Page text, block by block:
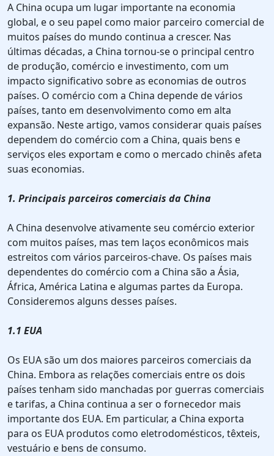
A China ocupa um lugar importante na economia
global, e o seu papel como maior parceiro comercial de
muitos países do mundo continua a crescer. Nas
últimas décadas, a China tornou-se o principal centro
de produção, comércio e investimento, com um
impacto significativo sobre as economias de outros
países. O comércio com a China depende de vários
países, tanto em desenvolvimento como em alta
expansão. Neste artigo, vamos considerar quais países
dependem do comércio com a China, quais bens e
serviços eles exportam e como o mercado chinês afeta
suas economias.
1. Principais parceiros comerciais da China
A China desenvolve ativamente seu comércio exterior
com muitos países, mas tem laços econômicos mais
estreitos com vários parceiros-chave. Os países mais
dependentes do comércio com a China são a Ásia,
África, América Latina e algumas partes da Europa.
Consideremos alguns desses países.
1.1 EUA
Os EUA são um dos maiores parceiros comerciais da
China. Embora as relações comerciais entre os dois
países tenham sido manchadas por guerras comerciais
e tarifas, a China continua a ser o fornecedor mais
importante dos EUA. Em particular, a China exporta
para os EUA produtos como eletrodomésticos, têxteis,
vestuário e bens de consumo.